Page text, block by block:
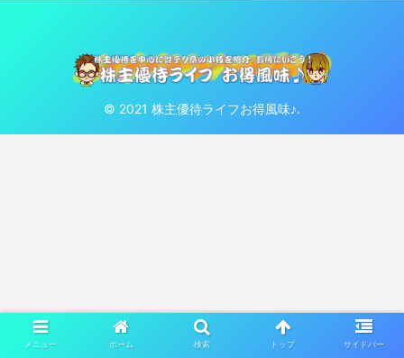
© 2021 株主優待ライフお得風味♪.
メニュー ホーム 検索 トップ サイドバー